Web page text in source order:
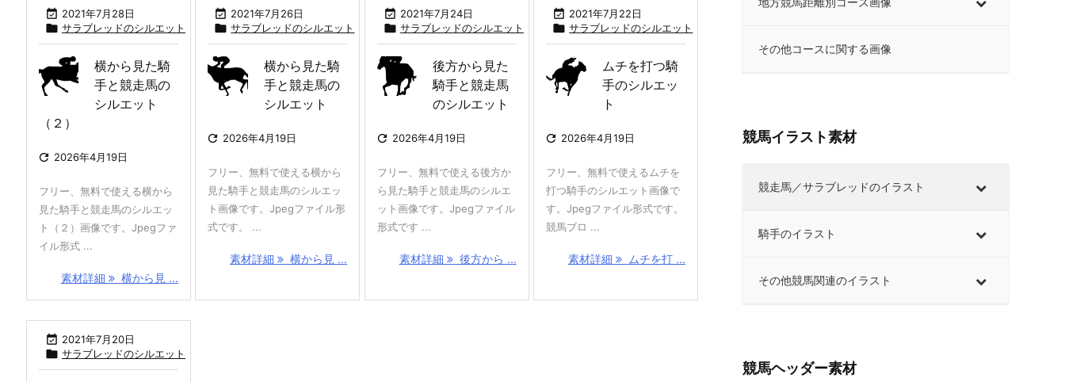
 2021年7月28日
 サラブレッドのシルエット
横から見た騎
手と競走馬の
シルエット
（２）
 2026年4月19日
フリー、無料で使える横から
見た騎手と競走馬のシルエッ
ト（２）画像です。Jpegファ
イル形式 ...
素材詳細 横から見 ...
 2021年7月26日
 サラブレッドのシルエット
横から見た騎
手と競走馬の
シルエット
 2026年4月19日
フリー、無料で使える横から
見た騎手と競走馬のシルエッ
ト画像です。Jpegファイル形
式です。 ...
素材詳細 横から見 ...
 2021年7月24日
 サラブレッドのシルエット
後方から見た
騎手と競走馬
のシルエット
 2026年4月19日
フリー、無料で使える後方か
ら見た騎手と競走馬のシルエ
ット画像です。Jpegファイル
形式です ...
素材詳細 後方から ...
 2021年7月22日
 サラブレッドのシルエット
ムチを打つ騎
手のシルエッ
ト
 2026年4月19日
フリー、無料で使えるムチを
打つ騎手のシルエット画像で
す。Jpegファイル形式です。
競馬ブロ ...
素材詳細 ムチを打 ...
 2021年7月20日
 サラブレッドのシルエット
その他コースに関する画像
競馬イラスト素材
競走馬／サラブレッドのイラスト
騎手のイラスト
その他競馬関連のイラスト
競馬ヘッダー素材